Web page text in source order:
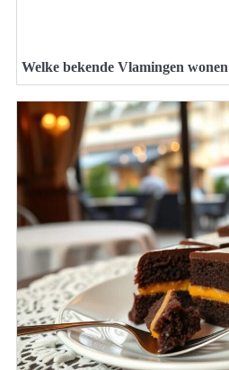
Welke bekende Vlamingen